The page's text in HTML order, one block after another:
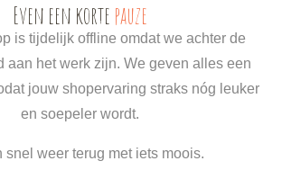
Even een korte pauze
is tijdelijk offline omdat we achter de
aan het werk zijn. We geven alles een
jouw shopervaring straks nóg leuker
en soepeler wordt.
snel weer terug met iets moois.